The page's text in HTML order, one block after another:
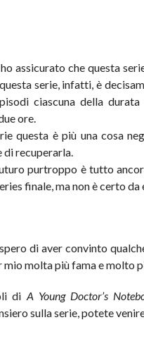
assicurato che questa
serie, infatti, è
ciascuna della
ore.
questa è più una cosa
di recuperarla.
purtroppo è tutto
finale, ma non è certo
di aver convinto
molta più fama e molto
di A Young Doctor’s
sulla serie, potete